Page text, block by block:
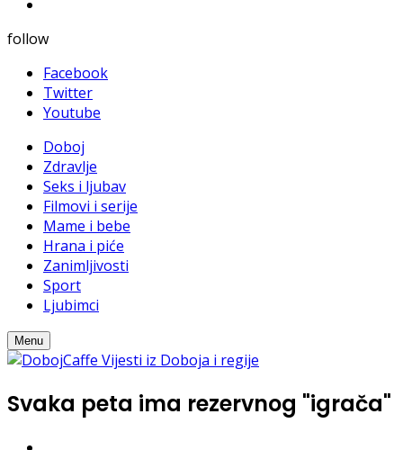
follow
Facebook
Twitter
Youtube
Doboj
Zdravlje
Seks i ljubav
Filmovi i serije
Mame i bebe
Hrana i piće
Zanimljivosti
Sport
Ljubimci
Menu
Svaka peta ima rezervnog "igrača"